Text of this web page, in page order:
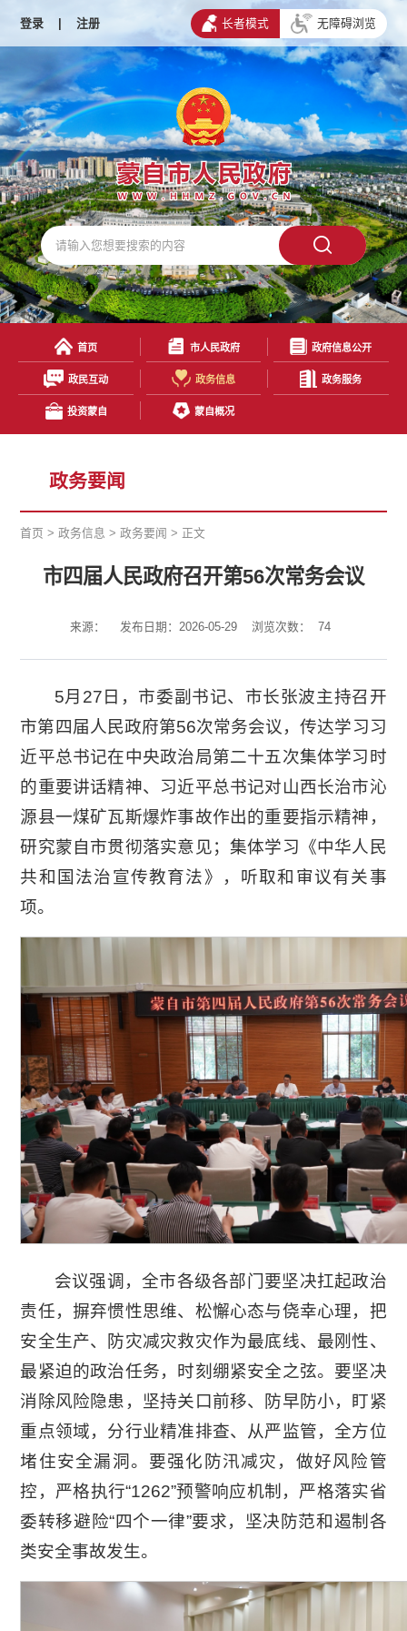
登录 | 注册 长者模式 无障碍浏览
首页 市人民政府 政府信息公开
政民互动 政务信息 政务服务
投资蒙自 蒙自概况
政务要闻
首页 >政务信息 >政务要闻 > 正文
市四届人民政府召开第56次常务会议
来源： 发布日期：2026-05-29 浏览次数： 74
5月27日，市委副书记、市长张波主持召开
市第四届人民政府第56次常务会议，传达学习习
近平总书记在中央政治局第二十五次集体学习时
的重要讲话精神、习近平总书记对山西长治市沁
源县一煤矿瓦斯爆炸事故作出的重要指示精神，
研究蒙自市贯彻落实意见；集体学习《中华人民
共和国法治宣传教育法》，听取和审议有关事
项。
会议强调，全市各级各部门要坚决扛起政治
责任，摒弃惯性思维、松懈心态与侥幸心理，把
安全生产、防灾减灾救灾作为最底线、最刚性、
最紧迫的政治任务，时刻绷紧安全之弦。要坚决
消除风险隐患，坚持关口前移、防早防小，盯紧
重点领域，分行业精准排查、从严监管，全方位
堵住安全漏洞。要强化防汛减灾，做好风险管
控，严格执行“1262”预警响应机制，严格落实省
委转移避险“四个一律”要求，坚决防范和遏制各
类安全事故发生。